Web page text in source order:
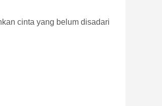
cinta yang belum disadari